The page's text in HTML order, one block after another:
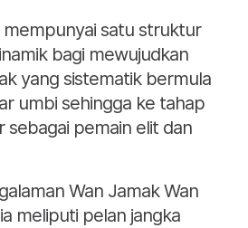
satu struktur
bagi mewujudkan
yang sistematik bermula
umbi sehingga ke tahap
pemain elit dan
Wan Jamak Wan
meliputi pelan jangka